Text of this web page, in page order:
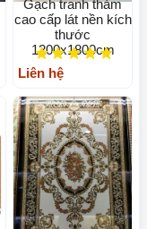
Gạch tranh thảm
cao cấp lát nền kích
thước
1200x1800cm
Liên hệ